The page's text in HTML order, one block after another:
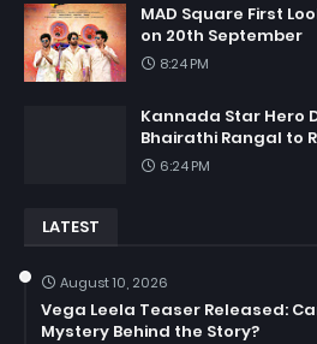
MAD Square First
on 20th September
8:24 PM
Kannada Star Hero
Bhairathi Rangal to
6:24 PM
LATEST
August 10, 2026
Vega Leela Teaser Released:
Mystery Behind the Story?